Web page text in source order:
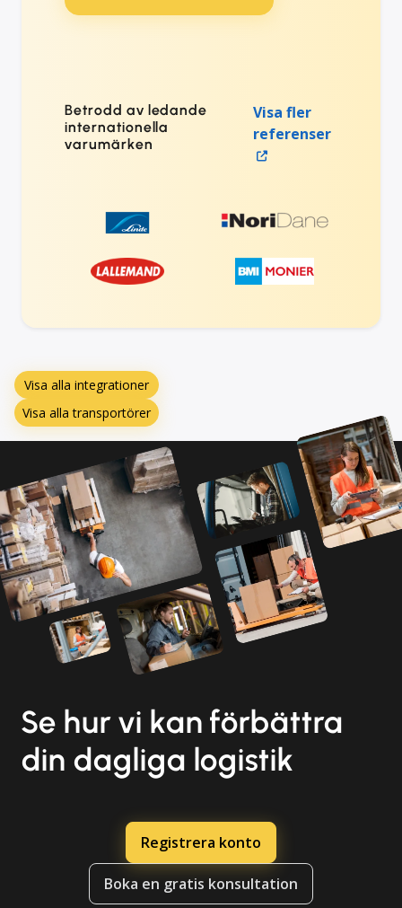
Betrodd av ledande
internationella
varumärken
Visa fler
referenser
Visa alla integrationer
Visa alla transportörer
Se hur vi kan förbättra
din dagliga logistik
Registrera konto
Boka en gratis konsultation